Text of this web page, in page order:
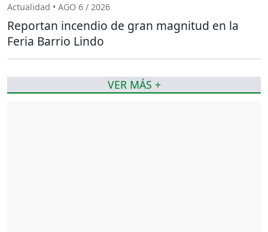
Actualidad • AGO 6 / 2026
Reportan incendio de gran magnitud en la
Feria Barrio Lindo
VER MÁS +